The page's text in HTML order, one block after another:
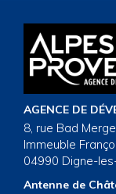
AGENCE DE
8, rue Bad
Immeuble
04990 Digne-
Antenne de